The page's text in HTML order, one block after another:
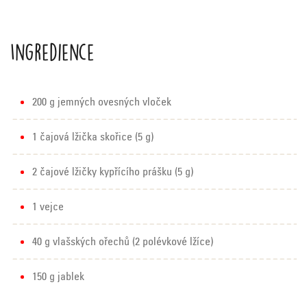
Ingredience
200 g jemných ovesných vloček
1 čajová lžička skořice (5 g)
2 čajové lžičky kypřícího prášku (5 g)
1 vejce
40 g vlašských ořechů (2 polévkové lžíce)
150 g jablek